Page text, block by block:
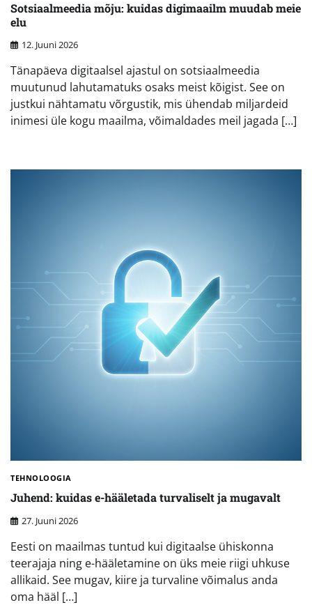
Sotsiaalmeedia mõju: kuidas digimaailm muudab meie
elu
12. Juuni 2026
Tänapäeva digitaalsel ajastul on sotsiaalmeedia
muutunud lahutamatuks osaks meist kõigist. See on
justkui nähtamatu võrgustik, mis ühendab miljardeid
inimesi üle kogu maailma, võimaldades meil jagada […]
TEHNOLOOGIA
Juhend: kuidas e-hääletada turvaliselt ja mugavalt
27. Juuni 2026
Eesti on maailmas tuntud kui digitaalse ühiskonna
teerajaja ning e-hääletamine on üks meie riigi uhkuse
allikaid. See mugav, kiire ja turvaline võimalus anda
oma hääl […]